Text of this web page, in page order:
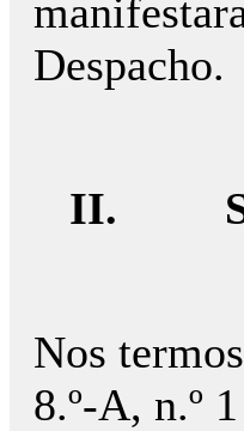
Despacho.
II.
Nos
8.º-A, n.º